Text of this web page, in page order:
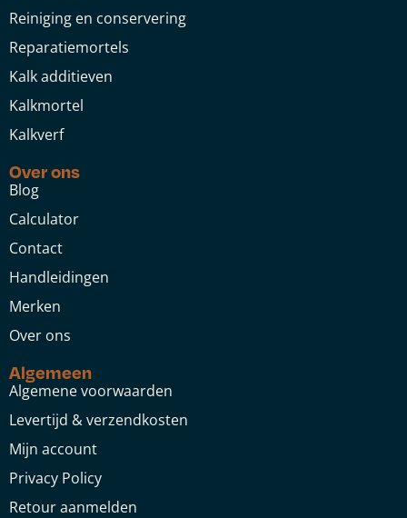
Reiniging en conservering
Reparatiemortels
Kalk additieven
Kalkmortel
Kalkverf
Over ons
Blog
Calculator
Contact
Handleidingen
Merken
Over ons
Algemeen
Algemene voorwaarden
Levertijd & verzendkosten
Mijn account
Privacy Policy
Retour aanmelden